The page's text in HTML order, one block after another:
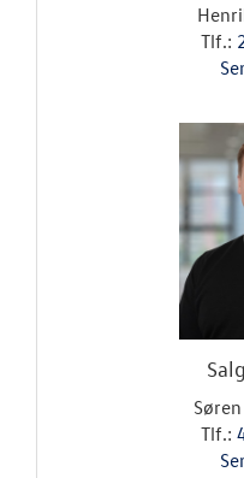
Tlf.:
Tlf.: